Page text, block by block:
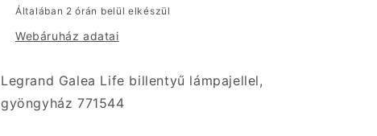
csökkentése növelése
Általában 2 órán belül elkészül
Webáruház adatai
Legrand Galea Life billentyű lámpajellel,
gyöngyház 771544